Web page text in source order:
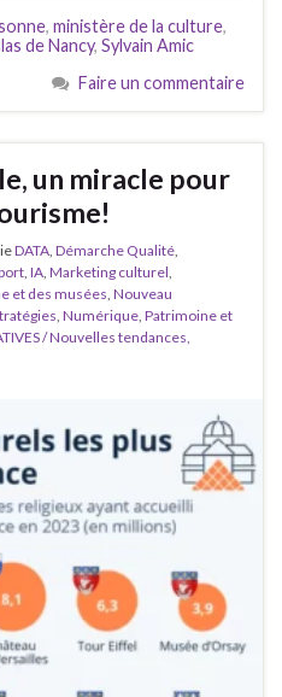
, ministère de la culture,
de Nancy, Sylvain Amic
Faire un commentaire
un miracle pour
DATA Démarche Qualité
IA Marketing culturel
et des musées Nouveau
Numérique Patrimoine et
/ Nouvelles tendances,